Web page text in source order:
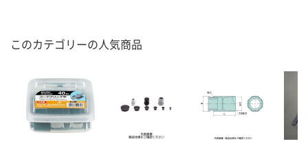
このカテゴリーの人気商品